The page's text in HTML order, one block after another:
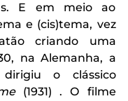
E em meio ao
e (cis)tema, vez
criando uma
na Alemanha, a
sapatona Leontine Sagan dirigiu o clássico
(1931) . O filme